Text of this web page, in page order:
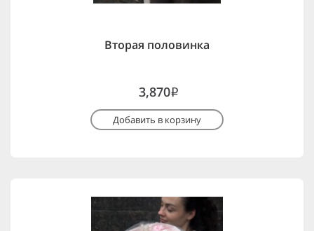
Вторая половинка
3,870i
Добавить в корзину